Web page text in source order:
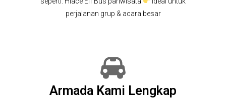
perjalanan grup & acara besar
Armada Kami Lengkap